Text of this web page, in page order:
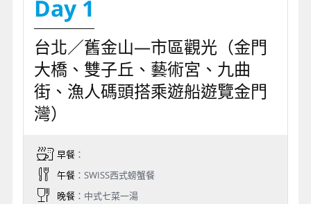
洛杉磯機場
2027/04/0300:05
桃園國際機場
2027/04/04
※如遇航空公司變動航班，本公司保有最後變動
之權力，並以說明會資料為準